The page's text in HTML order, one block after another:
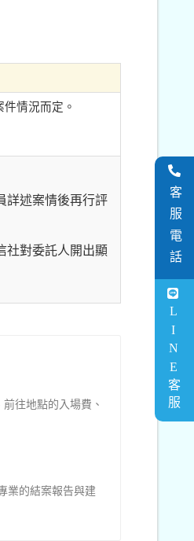
情況而定。
詳述案情後再行評
社對委託人開出顯
往地點的入場費、
業的結案報告與建
客服電話
LINE客服